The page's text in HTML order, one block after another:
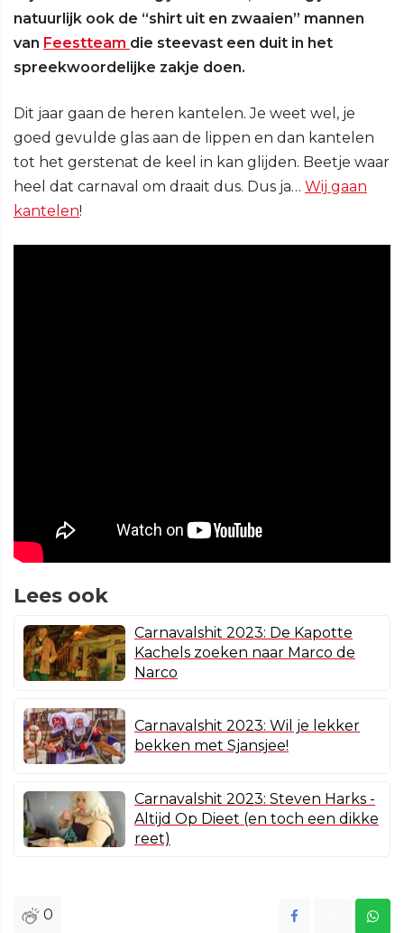
natuurlijk ook de “shirt uit en zwaaien” mannen
van Feestteam die steevast een duit in het
spreekwoordelijke zakje doen.
Dit jaar gaan de heren kantelen. Je weet wel, je
goed gevulde glas aan de lippen en dan kantelen
tot het gerstenat de keel in kan glijden. Beetje waar
heel dat carnaval om draait dus. Dus ja… Wij gaan
kantelen!
Lees ook
Carnavalshit 2023: De Kapotte
Kachels zoeken naar Marco de
Narco
Carnavalshit 2023: Wil je lekker
bekken met Sjansjee!
Carnavalshit 2023: Steven Harks -
Altijd Op Dieet (en toch een dikke
reet)
0